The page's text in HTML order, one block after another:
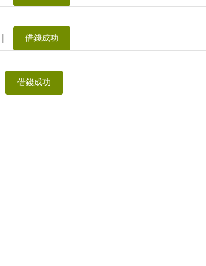
| 借錢成功
借錢成功